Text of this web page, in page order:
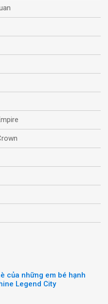
của những em bé hạnh
Legend City